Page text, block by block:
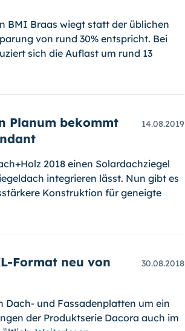
BMI Braas wiegt statt der üblichen
von rund 30% entspricht. Bei
sich die Auflast um rund 13
Planum bekommt
14.08.2019
2018 einen Solar­dach­ziegel
inte­grie­ren lässt. Nun gibt es
Konstruktion für geneigte
Format neu von
30.08.2018
Dach- und Fassa­den­plat­ten um ein
der Produktserie Dacora auch im